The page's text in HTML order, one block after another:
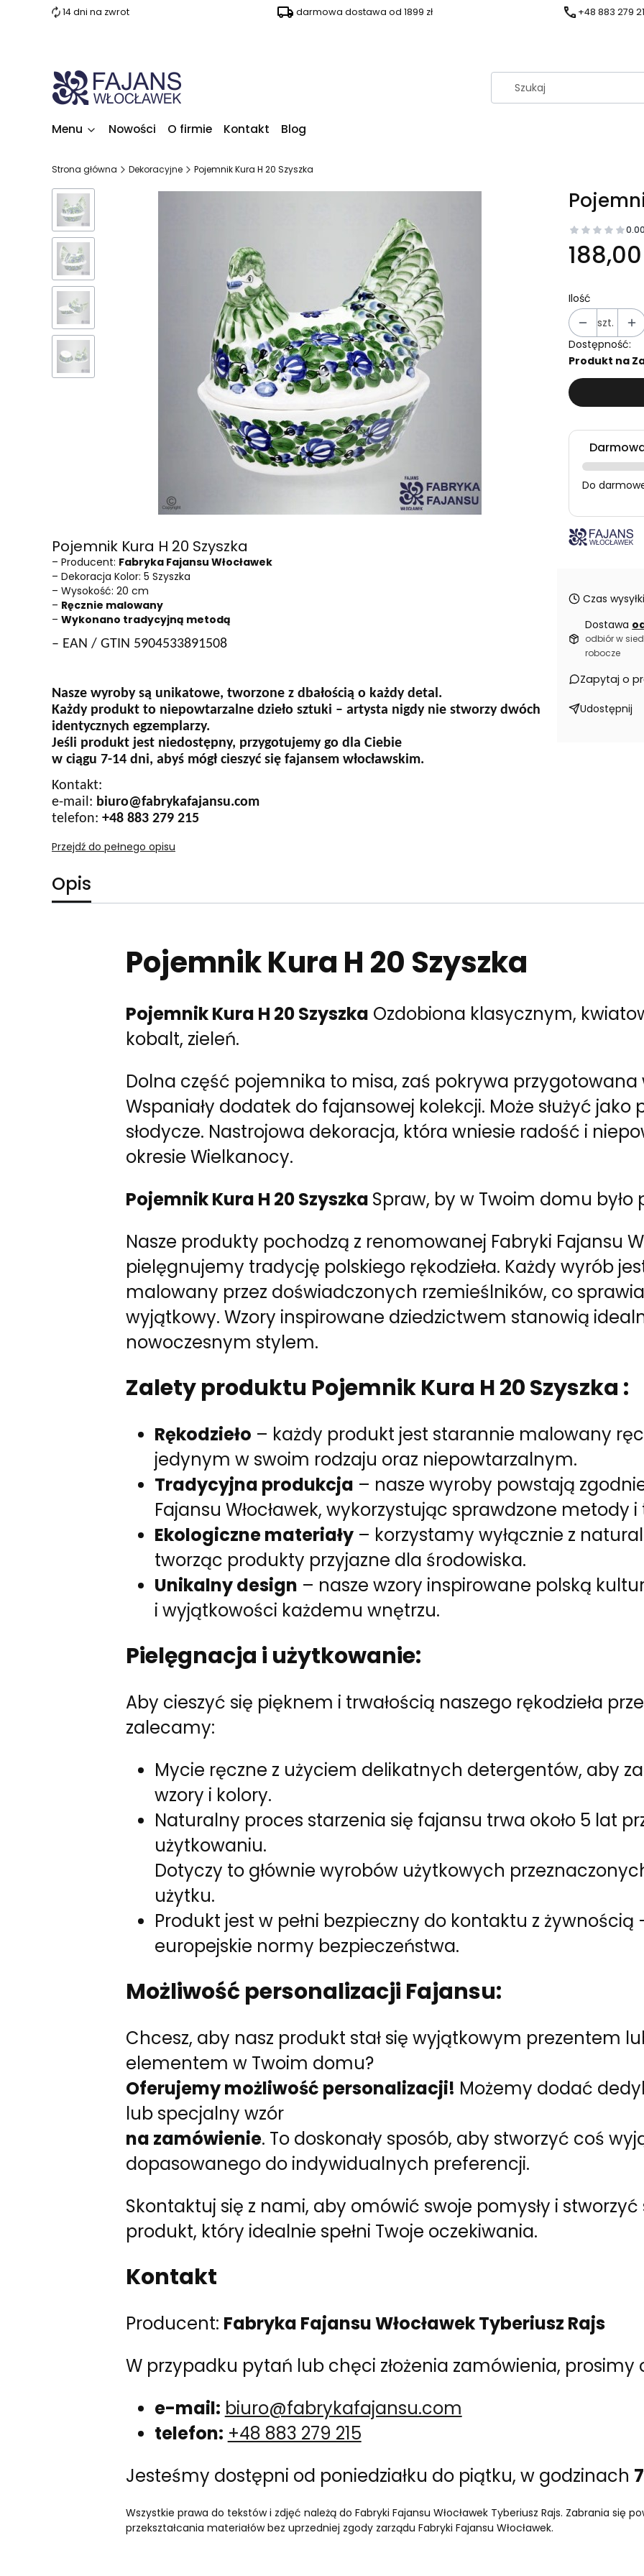
14 dni na zwrot darmowa dostawa od 1899 zł +48 883 279
Menu Nowości O firmie Kontakt Blog
Strona główna Dekoracyjne Pojemnik Kura H 20 Szyszka
Pojemnik Kura H 20 Szyszka
– Producent: Fabryka Fajansu Włocławek
– Dekoracja Kolor: 5 Szyszka
– Wysokość: 20 cm
– Ręcznie malowany
– Wykonano tradycyjną metodą
– EAN / GTIN 5904533891508
Nasze wyroby są unikatowe, tworzone z dbałością o każdy detal.
Każdy produkt to niepowtarzalne dzieło sztuki – artysta nigdy nie stworzy dwóch
identycznych egzemplarzy.
Jeśli produkt jest niedostępny, przygotujemy go dla Ciebie
w ciągu 7-14 dni, abyś mógł cieszyć się fajansem włocławskim.
Kontakt:
e-mail: biuro@fabrykafajansu.com
telefon: +48 883 279 215
Przejdź do pełnego opisu
0.00
Cena
188,00
Ilość
szt.
Dostępność:
Produkt na
Do
Czas
Dostawa
odbiór w
robocze
Zapytaj o
Udostępnij
Opis
Pojemnik Kura H 20 Szyszka
Pojemnik Kura H 20 Szyszka Ozdobiona klasycznym,
kobalt, zieleń.
Dolna część pojemnika to misa, zaś pokrywa przygotowana
Wspaniały dodatek do fajansowej kolekcji. Może służyć
słodycze. Nastrojowa dekoracja, która wniesie radość i
okresie Wielkanocy.
Pojemnik Kura H 20 Szyszka Spraw, by w Twoim domu było
Nasze produkty pochodzą z renomowanej Fabryki Fajansu
pielęgnujemy tradycję polskiego rękodzieła. Każdy wyrób
malowany przez doświadczonych rzemieślników, co
wyjątkowy. Wzory inspirowane dziedzictwem stanowią
nowoczesnym stylem.
Zalety produktu Pojemnik Kura H 20 Szyszka :
Rękodzieło – każdy produkt jest starannie malowany
jedynym w swoim rodzaju oraz niepowtarzalnym.
Tradycyjna produkcja – nasze wyroby powstają
Fajansu Włocławek, wykorzystując sprawdzone metody
Ekologiczne materiały– korzystamy wyłącznie z
tworząc produkty przyjazne dla środowiska.
Unikalny design – nasze wzory inspirowane polską
i wyjątkowości każdemu wnętrzu.
Pielęgnacja i użytkowanie:
Aby cieszyć się pięknem i trwałością naszego rękodzieła
zalecamy:
Mycie ręczne z użyciem delikatnych detergentów, aby
wzory i kolory.
Naturalny proces starzenia się fajansu trwa około 5 lat
użytkowaniu.
Dotyczy to głównie wyrobów użytkowych
użytku.
Produkt jest w pełni bezpieczny do kontaktu z żywnością
europejskie normy bezpieczeństwa.
Możliwość personalizacji Fajansu:
Chcesz, aby nasz produkt stał się wyjątkowym prezentem
elementem w Twoim domu?
Oferujemy możliwość personalizacji! Możemy dodać
lub specjalny wzór
na zamówienie. To doskonały sposób, aby stworzyć coś
dopasowanego do indywidualnych preferencji.
Skontaktuj się z nami, aby omówić swoje pomysły i
produkt, który idealnie spełni Twoje oczekiwania.
Kontakt
Producent: Fabryka Fajansu Włocławek Tyberiusz Rajs
W przypadku pytań lub chęci złożenia zamówienia, prosimy
e-mail: biuro@fabrykafajansu.com
telefon: +48 883 279 215
Jesteśmy dostępni od poniedziałku do piątku, w godzinach
Wszystkie prawa do tekstów i zdjęć należą do Fabryki Fajansu Włocławek Tyberiusz Rajs. Zabrania się
przekształcania materiałów bez uprzedniej zgody zarządu Fabryki Fajansu Włocławek.